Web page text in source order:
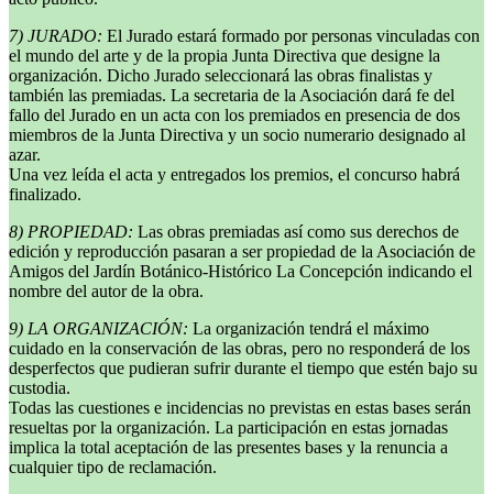
7) JURADO: El Jurado estará formado por personas vinculadas con
el mundo del arte y de la propia Junta Directiva que designe la
organización. Dicho Jurado seleccionará las obras finalistas y
también las premiadas. La secretaria de la Asociación dará fe del
fallo del Jurado en un acta con los premiados en presencia de dos
miembros de la Junta Directiva y un socio numerario designado al
azar.
Una vez leída el acta y entregados los premios, el concurso habrá
finalizado.
8) PROPIEDAD: Las obras premiadas así como sus derechos de
edición y reproducción pasaran a ser propiedad de la Asociación de
Amigos del Jardín Botánico-Histórico La Concepción indicando el
nombre del autor de la obra.
9) LA ORGANIZACIÓN: La organización tendrá el máximo
cuidado en la conservación de las obras, pero no responderá de los
desperfectos que pudieran sufrir durante el tiempo que estén bajo su
custodia.
Todas las cuestiones e incidencias no previstas en estas bases serán
resueltas por la organización. La participación en estas jornadas
implica la total aceptación de las presentes bases y la renuncia a
cualquier tipo de reclamación.